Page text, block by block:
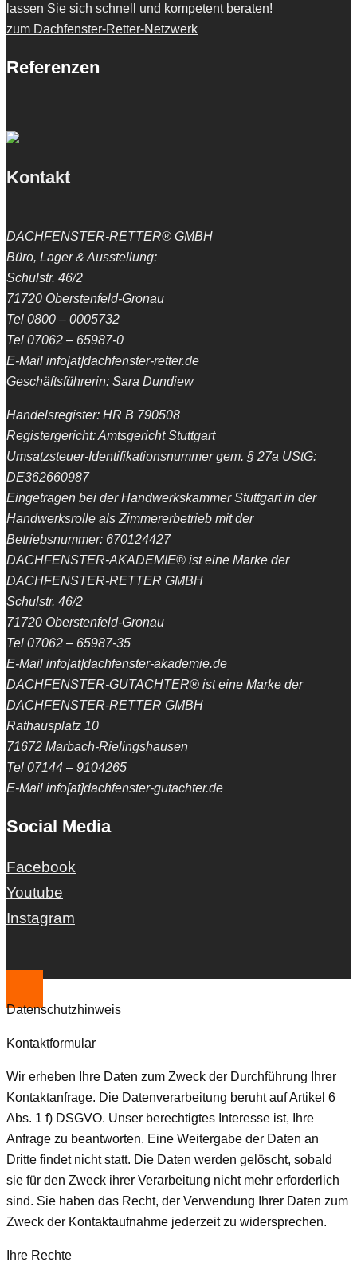
lassen Sie sich schnell und kompetent beraten!
zum Dachfenster-Retter-Netzwerk
Referenzen
Kontakt
DACHFENSTER-RETTER® GMBH
Büro, Lager & Ausstellung:
Schulstr. 46/2
71720 Oberstenfeld-Gronau
Tel 0800 – 0005732
Tel 07062 – 65987-0
E-Mail info[at]dachfenster-retter.de
Geschäftsführerin: Sara Dundiew
Handelsregister: HR B 790508
Registergericht: Amtsgericht Stuttgart
Umsatzsteuer-Identifikationsnummer gem. § 27a UStG:
DE362660987
Eingetragen bei der Handwerkskammer Stuttgart in der
Handwerksrolle als Zimmererbetrieb mit der
Betriebsnummer: 670124427
DACHFENSTER-AKADEMIE® ist eine Marke der
DACHFENSTER-RETTER GMBH
Schulstr. 46/2
71720 Oberstenfeld-Gronau
Tel 07062 – 65987-35
E-Mail info[at]dachfenster-akademie.de
DACHFENSTER-GUTACHTER® ist eine Marke der
DACHFENSTER-RETTER GMBH
Rathausplatz 10
71672 Marbach-Rielingshausen
Tel 07144 – 9104265
E-Mail info[at]dachfenster-gutachter.de
Social Media
Facebook
Youtube
Instagram
Datenschutzhinweis
Kontaktformular
Wir erheben Ihre Daten zum Zweck der Durchführung Ihrer
Kontaktanfrage. Die Datenverarbeitung beruht auf Artikel 6
Abs. 1 f) DSGVO. Unser berechtigtes Interesse ist, Ihre
Anfrage zu beantworten. Eine Weitergabe der Daten an
Dritte findet nicht statt. Die Daten werden gelöscht, sobald
sie für den Zweck ihrer Verarbeitung nicht mehr erforderlich
sind. Sie haben das Recht, der Verwendung Ihrer Daten zum
Zweck der Kontaktaufnahme jederzeit zu widersprechen.
Ihre Rechte